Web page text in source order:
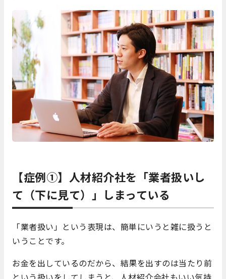
【症例①】 人材紹介社を「業者扱いし
て（下に見て）」しまっている
「業者扱い」という表現は、簡単にいうと雑に扱うと
いうことです。
お金を出しているのだから、結果を出すのは当たり前